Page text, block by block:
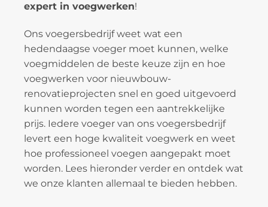
expert in voegwerken!
Ons voegersbedrijf weet wat een
hedendaagse voeger moet kunnen, welke
voegmiddelen de beste keuze zijn en hoe
voegwerken voor nieuwbouw-
renovatieprojecten snel en goed uitgevoerd
kunnen worden tegen een aantrekkelijke
prijs. Iedere voeger van ons voegersbedrijf
levert een hoge kwaliteit voegwerk en weet
hoe professioneel voegen aangepakt moet
worden. Lees hieronder verder en ontdek wat
we onze klanten allemaal te bieden hebben.